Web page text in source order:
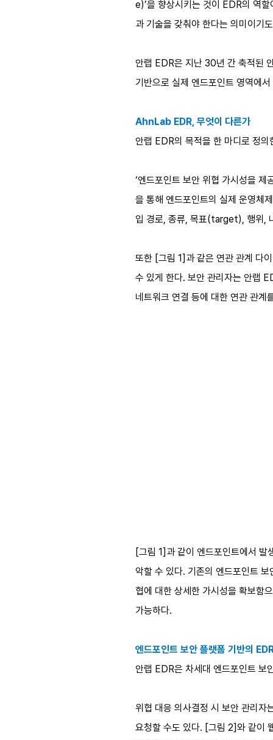
e)’을 향상시키는 것이 EDR의 역
과 기술을 갖춰야 한다는 의미이기
안랩 EDR은 지난 30년 간 축적된
기반으로 실제 엔드포인트 영역에
AhnLab EDR, 무엇이 다른가
안랩 EDR의 목적을 한 마디로 정
‘엔드포인트 보안 위협 가시성을
을 통해 엔드포인트의 실제 운영체
입 경로, 종류, 목표(target), 행위,
또한 [그림 1]과 같은 연관 관계 다
수 있게 한다. 보안 관리자는 안랩
네트워크 연결 등에 대한 연관 관계
[그림 1]과 같이 엔드포인트에서 발
악할 수 있다. 기존의 엔드포인트
협에 대한 상세한 가시성을 확보함
가능하다.
엔드포인트 보안 플랫폼 기반의
안랩 EDR은 차세대 엔드포인트
위협 대응 의사결정 시 보안 관리자
요청할 수도 있다. [그림 2]와 같이